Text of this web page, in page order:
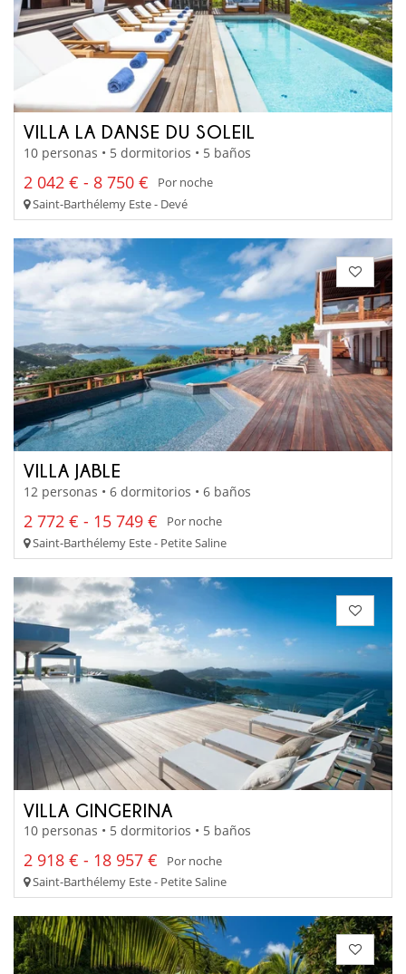
VILLA LA DANSE DU SOLEIL
10 personas • 5 dormitorios • 5 baños
2 042 € - 8 750 €
Por noche
Saint-Barthélemy Este - Devé
VILLA JABLE
12 personas • 6 dormitorios • 6 baños
2 772 € - 15 749 €
Por noche
Saint-Barthélemy Este - Petite Saline
VILLA GINGERINA
10 personas • 5 dormitorios • 5 baños
2 918 € - 18 957 €
Por noche
Saint-Barthélemy Este - Petite Saline